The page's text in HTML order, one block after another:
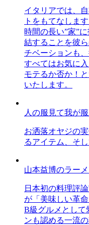
イタリアでは、
トをもてなしま
時間の長い”家”
結することを彼
チベーションも
すべてはお気に
モテるか否か！
いたします。
人の服見て我が
お洒落オヤジの
るアイテム、そ
山本益博のラーメ
日本初の料理評
が「美味しい革
B級グルメとして
ンも認める一流